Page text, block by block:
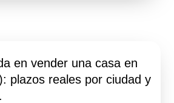
en vender una casa en
plazos reales por ciudad y